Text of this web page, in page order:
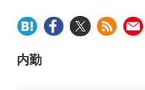
内勤